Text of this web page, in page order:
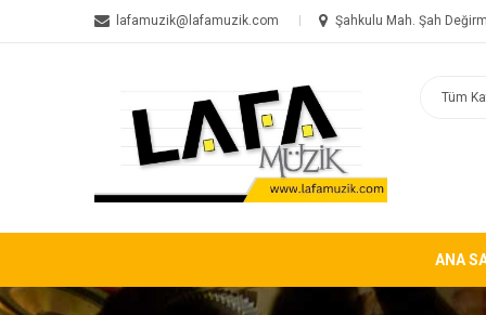
lafamuzik@lafamuzik.com Şahkulu Mah. Şah
ANA